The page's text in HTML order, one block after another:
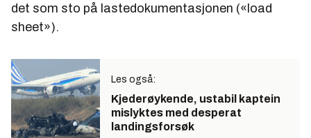
det som sto på lastedokumentasjonen («load
sheet»).
Les også:
Kjederøykende, ustabil kaptein
mislyktes med desperat
landingsforsøk